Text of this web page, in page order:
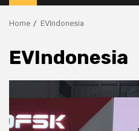
Menu
Home EVIndonesia
EVIndonesia